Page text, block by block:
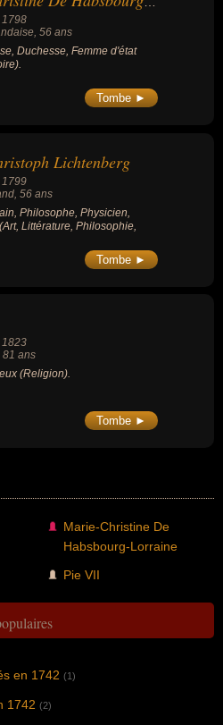
morts, ils peuvent avoir été
par exemple.
1798
, 56 ans
Duchesse, Femme d'état
Tombe ►
Lichtenberg
1799
, 56 ans
Philosophe, Physicien,
Littérature, Philosophie,
Tombe ►
1823
81 ans
(Religion).
Tombe ►
Marie-Christine De
Habsbourg-Lorraine
Pie VII
en 1742 (1)
1742 (2)